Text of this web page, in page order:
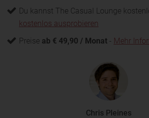
Du kannst The Casual Lounge
kostenlos ausprobieren
Preise ab € 49,90 / Monat - Mehr
Chris Pleines